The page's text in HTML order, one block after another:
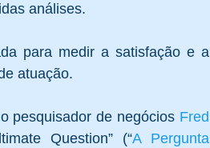
análises.
para medir a satisfação e a
atuação.
pesquisador de negócios Fred
Question” (“A Pergunta